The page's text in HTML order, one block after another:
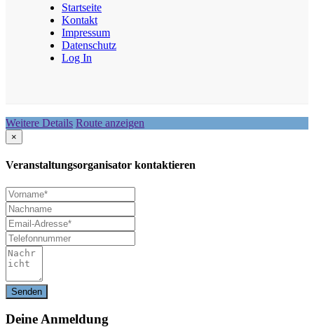
Startseite
Kontakt
Impressum
Datenschutz
Log In
Weitere Details Route anzeigen
×
Veranstaltungsorganisator kontaktieren
DeineAnmeldung